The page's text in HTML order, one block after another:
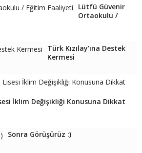
Lütfü Güvenir
Ortaokulu /
Türk Kızılay'ına Destek
Kermesi
İklim Değişikliği Konusuna Dikkat
Sonra Görüşürüz :)